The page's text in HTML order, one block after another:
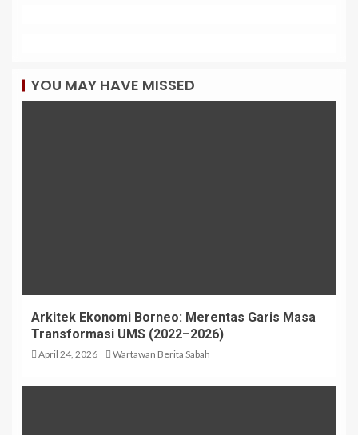
YOU MAY HAVE MISSED
Arkitek Ekonomi Borneo: Merentas Garis Masa
Transformasi UMS (2022–2026)
April 24, 2026 Wartawan Berita Sabah